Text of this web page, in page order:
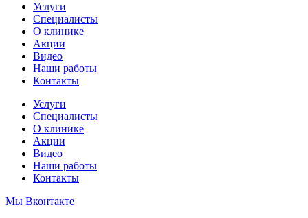
Услуги
Специалисты
О клинике
Акции
Видео
Наши работы
Контакты
Услуги
Специалисты
О клинике
Акции
Видео
Наши работы
Контакты
Мы Вконтакте